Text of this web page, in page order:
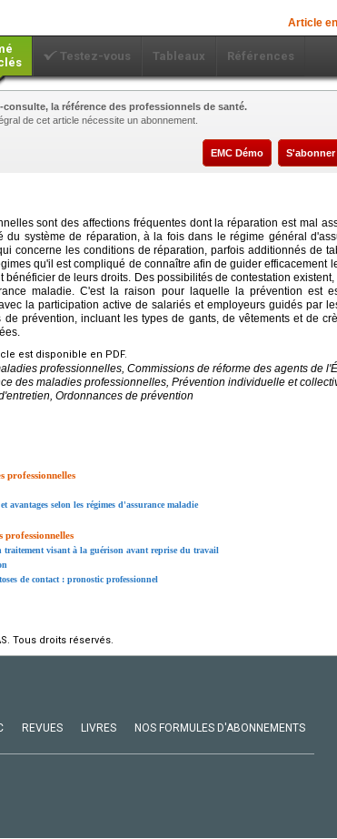
Article
Testez-vous Tableaux Références
consulte, la référence des professionnels de santé.
de cet article nécessite un abonnement.
EMC Démo S'abonner
sont des affections fréquentes dont la réparation est mal
du système de réparation, à la fois dans le régime général
concerne les conditions de réparation, parfois additionnés de
qu'il est compliqué de connaître afin de guider efficacement
bénéficier de leurs droits. Des possibilités de contestation
maladie. C'est la raison pour laquelle la prévention est
la participation active de salariés et employeurs guidés par
de prévention, incluant les types de gants, de vêtements et de
est disponible en PDF.
professionnelles, Commissions de réforme des agents de
des maladies professionnelles, Prévention individuelle et
Ordonnances de prévention
professionnelles
avantages selon les régimes d'assurance maladie
professionnelles
traitement visant à la guérison avant reprise du travail
de contact : pronostic professionnel
Tous droits réservés.
REVUES LIVRES NOS FORMULES D'ABONNEMENTS